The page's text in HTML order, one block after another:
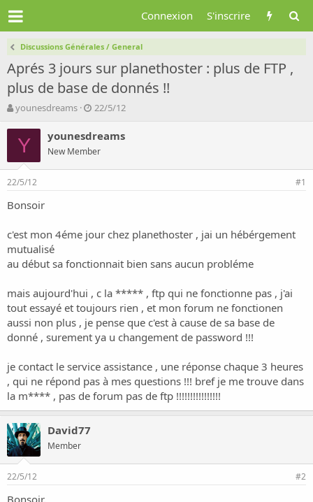
Connexion S'inscrire
Discussions Générales / General
Aprés 3 jours sur planethoster : plus de FTP ,
plus de base de donnés !!
A
t
e
r
d
l
d
i
c
s
s
i
o
younesdreams
D
t
d
e
t
22/5/12
Y younesdreams
New Member
22/5/12 #1
Bonsoir
c'est mon 4éme jour chez planethoster , jai un hébérgement
mutualisé
au début sa fonctionnait bien sans aucun probléme
mais aujourd'hui , c la ***** , ftp qui ne fonctionne pas , j'ai
tout essayé et toujours rien , et mon forum ne fonctionen
aussi non plus , je pense que c'est à cause de sa base de
donné , surement ya u changement de password !!!
je contact le service assistance , une réponse chaque 3 heures
, qui ne répond pas à mes questions !!! bref je me trouve dans
la m**** , pas de forum pas de ftp !!!!!!!!!!!!!!!!
David77
Member
22/5/12 #2
Bonsoir,